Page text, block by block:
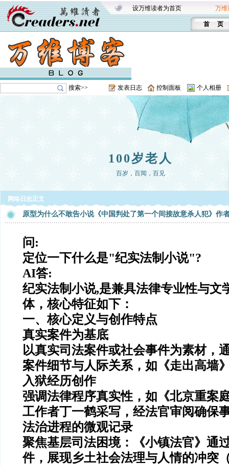
设万维读者为首页 万维
首 页
搜索>> 发表日志 控制面板 个人相册
100岁老人
百岁，百闻，百见
网络日志正文
原型为什么不敢告小说《中国判处了第一个间接故意杀人犯》作
问:
定位一下什么是"纪实法制小说"?
AI答:
纪实法制小说,是兼具法律专业性与文
体，核心特征如下：
一、核心定义与创作特点
真实案件为基底
以真实司法案件或社会事件为素材，
案件细节与人际关系，如《走出高墙
入狱经历创作
强调法律程序真实性，如《北京重案
工作者丁一鹤采写，经法官审阅确保
法治进程的微观记录
聚焦基层司法困境：《小镇法官》通
件，展现乡土社会法理与人情的冲突